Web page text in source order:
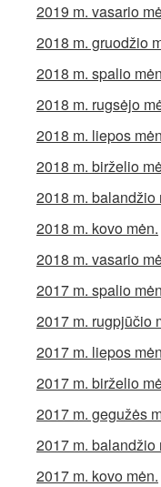
2019 m. vasario
2018 m. gruodžio
2018 m. spalio
2018 m. rugsėjo
2018 m. liepos
2018 m. birželio
2018 m. balandžio
2018 m. kovo mėn.
2018 m. vasario
2017 m. spalio
2017 m. rugpjūčio
2017 m. liepos
2017 m. birželio
2017 m. gegužės
2017 m. balandžio
2017 m. kovo mėn.